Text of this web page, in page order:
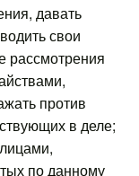
давать
свои
рассмотрения
против
в деле;
по данному